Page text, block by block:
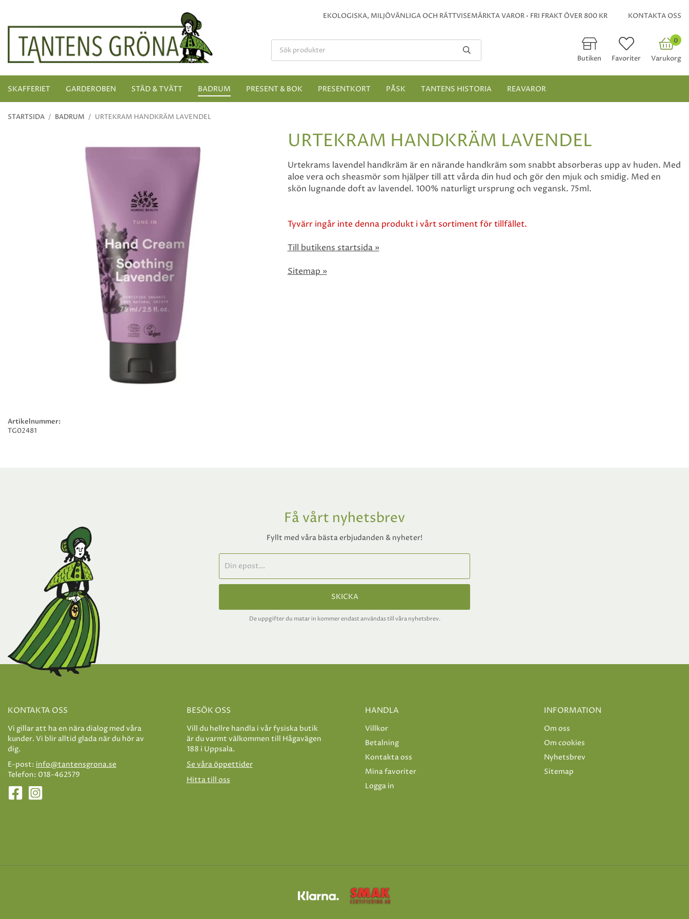
EKOLOGISKA, MILJÖVÄNLIGA OCH RÄTTVISEMÄRKTA VAROR • FRI FRAKT ÖVER 800 KR KONTAKTA OSS
Butiken Favoriter
0
Varukorg
SKAFFERIET GARDEROBEN STÄD & TVÄTT BADRUM PRESENT & BOK PRESENTKORT PÅSK TANTENS HISTORIA REAVAROR
STARTSIDA / BADRUM / URTEKRAM HANDKRÄM LAVENDEL
URTEKRAM HANDKRÄM LAVENDEL
Urtekrams lavendel handkräm är en närande handkräm som snabbt absorberas upp av huden. Med
aloe vera och sheasmör som hjälper till att vårda din hud och gör den mjuk och smidig. Med en
skön lugnande doft av lavendel. 100% naturligt ursprung och vegansk. 75ml.
Tyvärr ingår inte denna produkt i vårt sortiment för tillfället.
Till butikens startsida »
Sitemap »
Artikelnummer:
TG02481
Få vårt nyhetsbrev
Fyllt med våra bästa erbjudanden & nyheter!
SKICKA
De uppgifter du matar in kommer endast användas till våra nyhetsbrev.
KONTAKTA OSS
Vi gillar att ha en nära dialog med våra
kunder. Vi blir alltid glada när du hör av
dig.
E-post: info@tantensgrona.se
Telefon: 018-462579
BESÖK OSS
Vill du hellre handla i vår fysiska butik
är du varmt välkommen till Hågavägen
188 i Uppsala.
Se våra öppettider
Hitta till oss
HANDLA
Villkor
Betalning
Kontakta oss
Mina favoriter
Logga in
INFORMATION
Om oss
Om cookies
Nyhetsbrev
Sitemap